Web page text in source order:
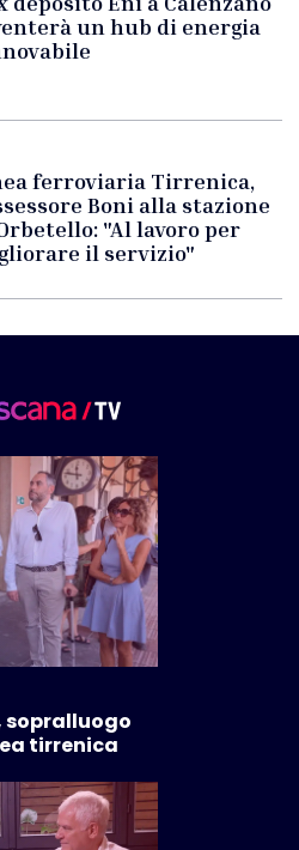
un hub di energia
ferroviaria Tirrenica,
Boni alla stazione
"Al lavoro per
il servizio"
sopralluogo
tirrenica